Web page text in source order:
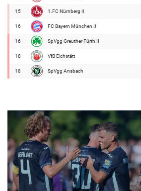
15 1.FC Nürnberg II
16 FC Bayern München II
16 SpVgg Greuther Fürth II
18 VfB Eichstätt
18 SpVgg Ansbach